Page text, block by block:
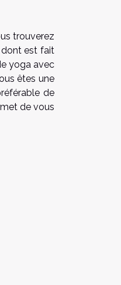
trouverez
dont est fait
yoga avec
êtes une
de
de vous